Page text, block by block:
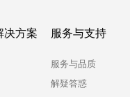
决方案 服务与支持
服务与品质
解疑答惑